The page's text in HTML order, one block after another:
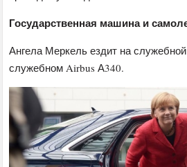
Государственная машина и
Ангела Меркель ездит на
служебном Airbus А340.